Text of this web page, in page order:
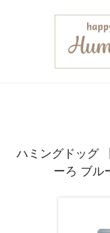
ハミングドッグ
ーろ ブル